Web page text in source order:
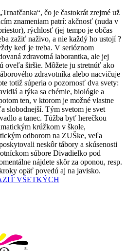
čo je častokrát zrejmé už
znameniam patrí: akčnosť (nuda v
rýchlosť (jej tempo je občas
zažiť naživo, a nie každý ho ustojí ?
keď je treba. V serióznom
zdravotná laborantka, ale jej
oveľa širšie. Môžete ju stretnúť ako
zdravotníka alebo nacvičuje
totiž súperia o pozornosť dva svety:
a týka sa chémie, biológie a
ten, v ktorom je možné vlastne
slobodnejší. Tým svetom je svet
a tanec. Túžba byť herečkou
krúžkom v škole,
odborom na ZUŠke, veľa
neskôr tábory a skúsenosti
súbore Divadielko pod
nájdete skôr za oponou, resp.
opäť povedú aj na javisko.
VŠETKÝCH